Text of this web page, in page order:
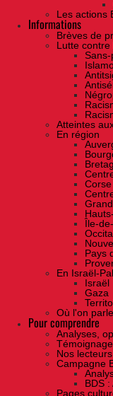
Les actions
Informations
Brèves de
Lutte
Atteintes
En région
Corse
Île-
Pays
En Israël-
Israël
Gaza
Où l'on
Pour comprendre
Analyses,
Nos
Campagne
BDS
Pages